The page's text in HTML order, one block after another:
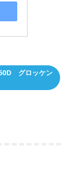
グロッケン